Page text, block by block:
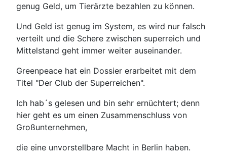
genug Geld, um Tierärzte bezahlen zu können.
Und Geld ist genug im System, es wird nur falsch
verteilt und die Schere zwischen superreich und
Mittelstand geht immer weiter auseinander.
Greenpeace hat ein Dossier erarbeitet mit dem
Titel "Der Club der Superreichen".
Ich hab´s gelesen und bin sehr ernüchtert; denn
hier geht es um einen Zusammenschluss von
Großunternehmen,
die eine unvorstellbare Macht in Berlin haben.